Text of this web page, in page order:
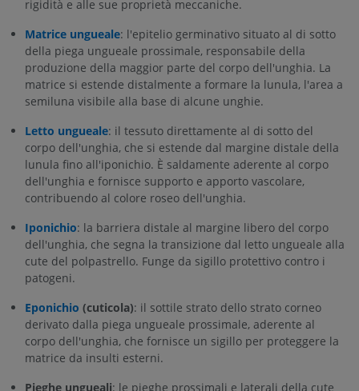
rigidità e alle sue proprietà meccaniche.
Matrice ungueale: l'epitelio germinativo situato al di sotto
della piega ungueale prossimale, responsabile della
produzione della maggior parte del corpo dell'unghia. La
matrice si estende distalmente a formare la lunula, l'area a
semiluna visibile alla base di alcune unghie.
Letto ungueale: il tessuto direttamente al di sotto del
corpo dell'unghia, che si estende dal margine distale della
lunula fino all'iponichio. È saldamente aderente al corpo
dell'unghia e fornisce supporto e apporto vascolare,
contribuendo al colore roseo dell'unghia.
Iponichio: la barriera distale al margine libero del corpo
dell'unghia, che segna la transizione dal letto ungueale alla
cute del polpastrello. Funge da sigillo protettivo contro i
patogeni.
Eponichio (cuticola): il sottile strato dello strato corneo
derivato dalla piega ungueale prossimale, aderente al
corpo dell'unghia, che fornisce un sigillo per proteggere la
matrice da insulti esterni.
Pieghe ungueali: le pieghe prossimali e laterali della cute